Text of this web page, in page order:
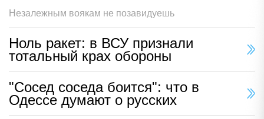
Незалежным воякам не позавидуешь
Ноль ракет: в ВСУ признали
тотальный крах обороны
"Сосед соседа боится": что в
Одессе думают о русских